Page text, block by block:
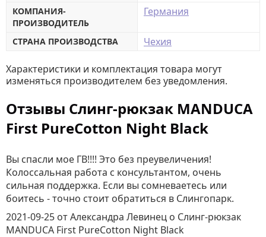
КОМПАНИЯ-
ПРОИЗВОДИТЕЛЬ
Германия
СТРАНА ПРОИЗВОДСТВА Чехия
Характеристики и комплектация товара могут
изменяться производителем без уведомления.
Отзывы Слинг-рюкзак MANDUCA
First PureCotton Night Black
Вы спасли мое ГВ!!!! Это без преувеличения!
Колоссальная работа с консультантом, очень
сильная поддержка. Если вы сомневаетесь или
боитесь - точно стоит обратиться в Слингопарк.
2021-09-25 от Александра Левинец о Слинг-рюкзак
MANDUCA First PureCotton Night Black